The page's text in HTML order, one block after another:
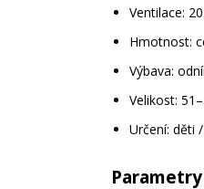
Ventilace:
Hmotnost:
Výbava:
Velikost:
Určení: děti
Parametry